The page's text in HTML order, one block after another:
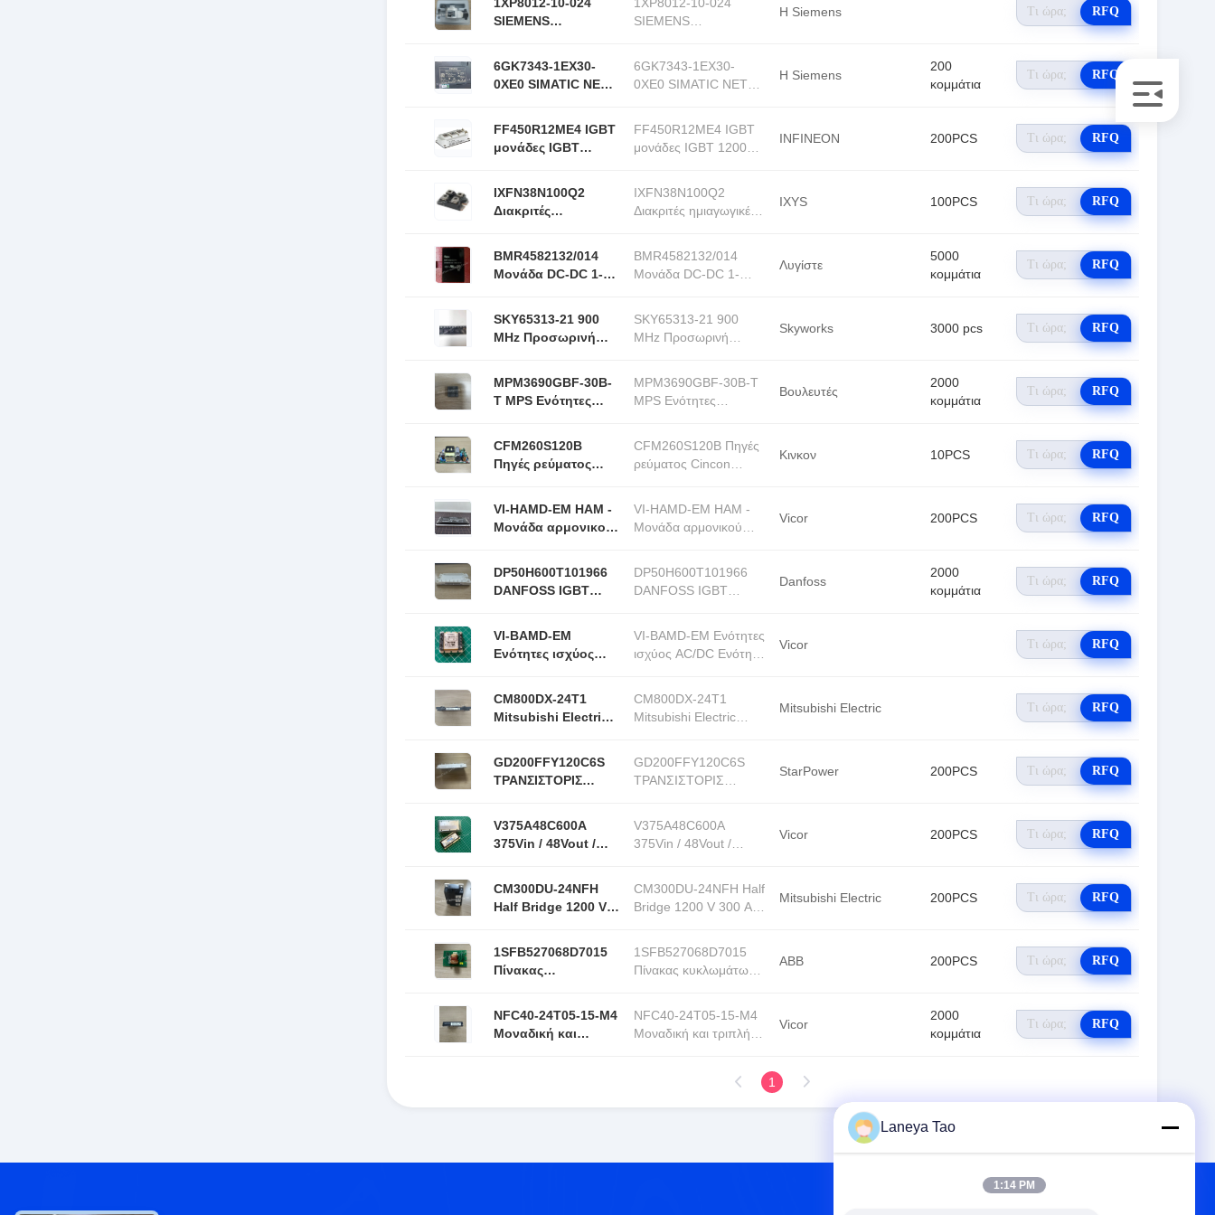
βαθμός - M
μονάδα
μονάδα
SIEMENS
κωδικοποιητής
παλμού IGBT
SIEMENS
κωδικοποιητής
παλμού IGBT
Η Siemens RFQ
6GK7343-1EX30-
0XE0 SIMATIC NET
6GK7343-1EX30-
0XE0 SIMATIC NET
Η Siemens
200
κομμάτια
RFQ
FF450R12ME4 IGBT
μονάδες IGBT
FF450R12ME4 IGBT
μονάδες IGBT 1200V
INFINEON 200PCS RFQ
IXFN38N100Q2
Διακριτές
1000V 0,25 Rds
IXFN38N100Q2
Διακριτές ημιαγωγικές
IXYS 100PCS RFQ
BMR4582132/014
Μονάδα DC-DC 1-
15-pin
τεταρτοσίδηρο
BMR4582132/014
Μονάδα DC-DC 1-
pin τεταρτοσίδηρο
δίσκο
Λυγίστε
5000
κομμάτια
RFQ
SKY65313-21 900
MHz Προσωρινή
Manufacturers
SKY65313-21 900
MHz Προσωρινή
Manufacturers
Skyworks 3000 pcs RFQ
MPM3690GBF-30B-
T MPS Ενότητες
Μονάδα Ενέργειας
Συνεχής Ενέργειας
MPM3690GBF-30B-T
MPS Ενότητες
Συνεχής Ενέργειας
36A
Βουλευτές
2000
κομμάτια
RFQ
CFM260S120B
Πηγές ρεύματος
βάση
CFM260S120B Πηγές
ρεύματος Cincon
Κινκον 10PCS RFQ
VI-HAMD-EM HAM -
Μονάδα αρμονικού
ρεύματος Μονάδες
ισχύος
συνεχούς ρεύματος
VI-HAMD-EM HAM -
Μονάδα αρμονικού
ρεύματος Μονάδες
ισχύος
Vicor 200PCS RFQ
DP50H600T101966
DANFOSS IGBT
με το Rohs
DP50H600T101966
DANFOSS IGBT
το Rohs
Danfoss
2000
κομμάτια
RFQ
VI-BAMD-EM
Ενότητες ισχύος
αποσβεστήρα HAM-
AC
VI-BAMD-EM Ενότητες
ισχύος AC/DC Ενότητα
AC
Vicor RFQ
CM800DX-24T1
Mitsubishi Electric
Δύο IGBT Μονάδες
CM800DX-24T1
Mitsubishi Electric
Δύο IGBT Μονάδες
Mitsubishi Electric RFQ
GD200FFY120C6S
ΤΡΑΝΣΙΣΤΟΡΙΣ
ΗΜΙΚΟΔΟΣ
GD200FFY120C6S
ΤΡΑΝΣΙΣΤΟΡΙΣ
StarPower 200PCS RFQ
V375A48C600A
375Vin / 48Vout /
μονάδα IGBT
μονάδα
V375A48C600A
375Vin / 48Vout /
IGBT μονάδα
Vicor 200PCS RFQ
CM300DU-24NFH
Half Bridge 1200 V
τοποθέτησης
υπόστεγου IGBT
CM300DU-24NFH Half
Bridge 1200 V 300 A
υπόστεγου IGBT
Mitsubishi Electric 200PCS RFQ
1SFB527068D7015
Πίνακας
1SFB527068D7015
Πίνακας κυκλωμάτων
ABB 200PCS RFQ
NFC40-24T05-15-M4
Μοναδική και
IGBT Module
NFC40-24T05-15-M4
Μοναδική και τριπλή
Module
Vicor
2000
κομμάτια
RFQ
1
Laneya Tao
1:14 PM